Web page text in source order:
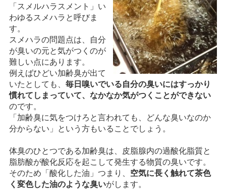
「スメルハラスメント」い
わゆるスメハラと呼びま
す。
スメハラの問題点は、自分
が臭いの元と気がつくのが
難しい点にあります。
例えばひどい加齢臭が出て
いたとしても、 毎日嗅いでいる自分の臭いにはすっかり
慣れてしまっていて、なかなか気がつくことができない
のです。
「加齢臭に気をつけろと言われても、どんな臭いなのか
分からない」という方もいることでしょう。
体臭のひとつである加齢臭は、皮脂腺内の過酸化脂質と
脂肪酸が酸化反応を起こして発生する物質の臭いです。
そのため「酸化した油」つまり、 空気に長く触れて茶色
く変色した油のような臭いがします。